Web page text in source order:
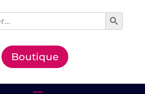
Search Button
Boutique